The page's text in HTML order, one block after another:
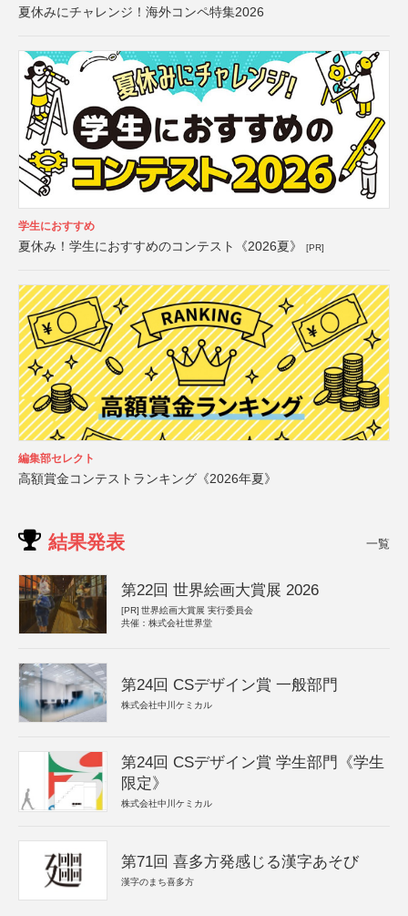
夏休みにチャレンジ！海外コンペ特集2026
学生におすすめ
夏休み！学生におすすめのコンテスト《2026夏》 [PR]
編集部セレクト
高額賞金コンテストランキング《2026年夏》
結果発表 一覧
第22回 世界絵画大賞展 2026
[PR] 世界絵画大賞展 実行委員会
共催：株式会社世界堂
第24回 CSデザイン賞 一般部門
株式会社中川ケミカル
第24回 CSデザイン賞 学生部門《学生
限定》
株式会社中川ケミカル
第71回 喜多方発感じる漢字あそび
漢字のまち喜多方